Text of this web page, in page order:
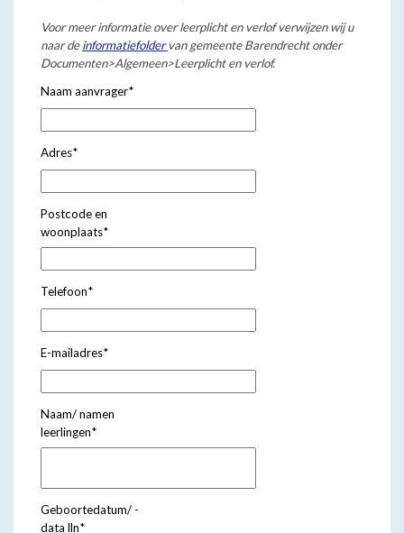
Voor meer informatie over leerplicht en verlof verwijzen wij u
naar deinformatiefoldervan gemeente Barendrecht onder
Documenten>Algemeen>Leerplicht en verlof.
Naam aanvrager*
Adres*
Postcode en
woonplaats*
Telefoon*
E-mailadres*
Naam/ namen
leerlingen*
Geboortedatum/ -
data lln*